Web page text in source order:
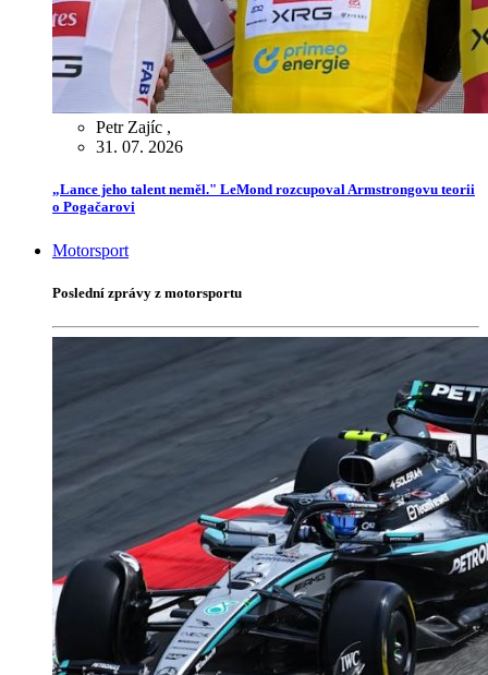
Petr Zajíc ,
31. 07. 2026
„Lance jeho talent neměl." LeMond rozcupoval Armstrongovu teorii
o Pogačarovi
Motorsport
Poslední zprávy z motorsportu